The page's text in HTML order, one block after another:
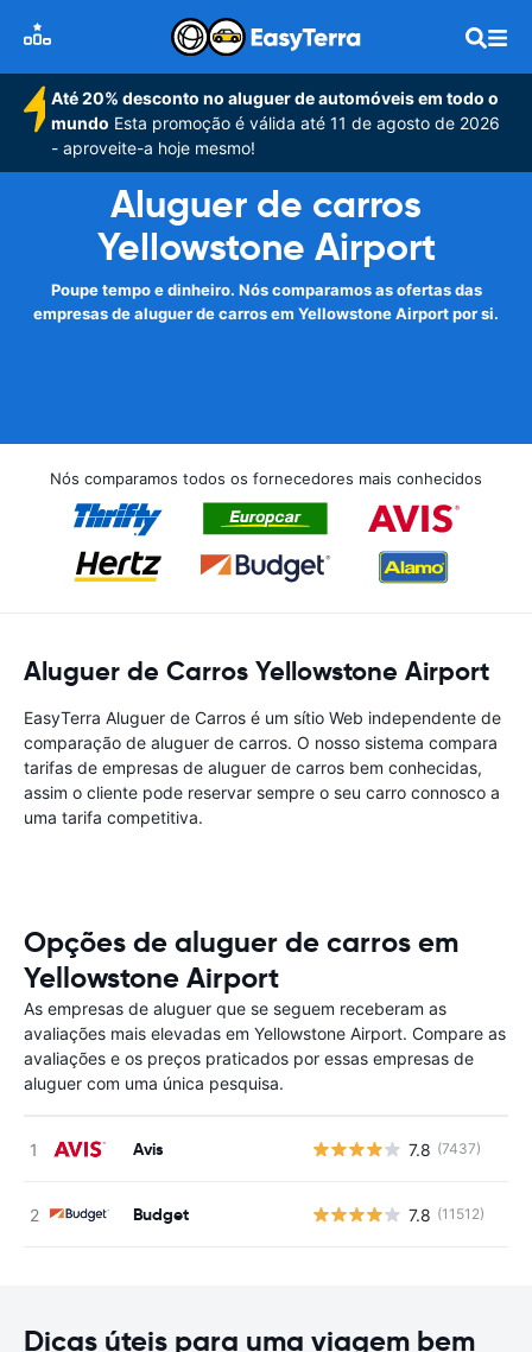
Até 20% desconto no aluguer de automóveis em todo o
mundo Esta promoção é válida até 11 de agosto de 2026
- aproveite-a hoje mesmo!
Aluguer de carros
Yellowstone Airport
Poupe tempo e dinheiro. Nós comparamos as ofertas das
empresas de aluguer de carros em Yellowstone Airport por si.
Nós comparamos todos os fornecedores mais conhecidos
Aluguer de Carros Yellowstone Airport
EasyTerra Aluguer de Carros é um sítio Web independente de
comparação de aluguer de carros. O nosso sistema compara
tarifas de empresas de aluguer de carros bem conhecidas,
assim o cliente pode reservar sempre o seu carro connosco a
uma tarifa competitiva.
Opções de aluguer de carros em
Yellowstone Airport
As empresas de aluguer que se seguem receberam as
avaliações mais elevadas em Yellowstone Airport. Compare as
avaliações e os preços praticados por essas empresas de
aluguer com uma única pesquisa.
Avis 7.8 (7437)
Budget 7.8 (11512)
Dicas úteis para uma viagem bem